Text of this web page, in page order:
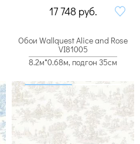
17 748 руб.
Обои Wallquest Alice and Rose
VI81005
8.2м*0.68м, подгон 35см